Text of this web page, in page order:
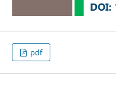
pdf